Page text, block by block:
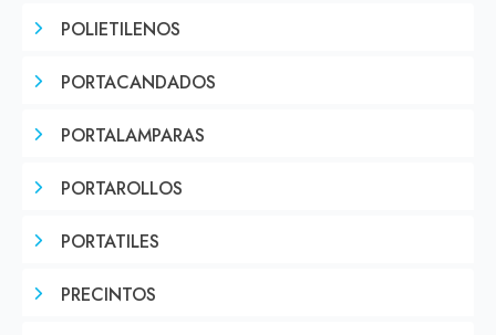
POLIETILENOS
PORTACANDADOS
PORTALAMPARAS
PORTAROLLOS
PORTATILES
PRECINTOS